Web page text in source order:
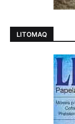
LITOMAQ